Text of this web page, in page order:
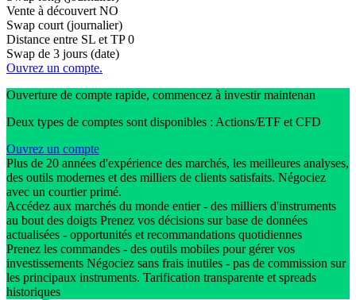
Vente à découvert NO
Swap court (journalier)
Distance entre SL et TP 0
Swap de 3 jours (date)
Ouvrez un compte.
Ouverture de compte rapide, commencez à investir maintenan
Deux types de comptes sont disponibles : Actions/ETF et CFD
Ouvrez un compte
Plus de 20 années d'expérience des marchés, les meilleures analyses,
des outils modernes et des milliers de clients satisfaits. Négociez
avec un courtier primé.
Accédez aux marchés du monde entier - des milliers d'instruments
au bout des doigts Prenez vos décisions sur base de données
actualisées - opportunités et recommandations quotidiennes
Prenez les commandes - des outils mobiles pour gérer vos
investissements Négociez sans frais inutiles - pas de commission sur
les principaux instruments. Tarification transparente et spreads
historiques